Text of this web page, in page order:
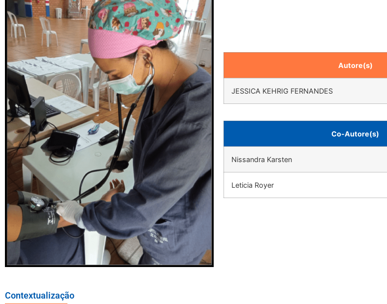
Autore(s)
JESSICA KEHRIG FERNANDES
Co-Autore(s)
Nissandra Karsten
Leticia Royer
Contextualização